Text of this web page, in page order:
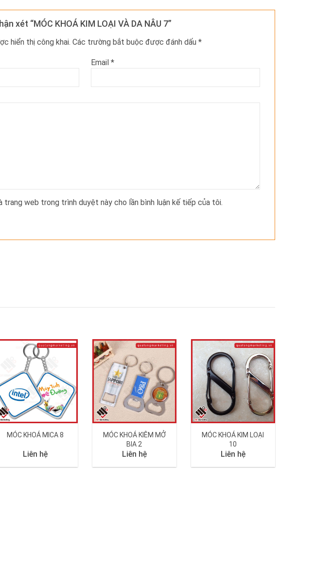
xét “MÓC KHOÁ KIM LOẠI VÀ DA NÂU 7”
hiển thị công khai. Các trường bắt buộc được đánh dấu *
Email *
trang web trong trình duyệt này cho lần bình luận kế tiếp của tôi.
MÓC KHOÁ MICA 8
Liên hệ
MÓC KHOÁ KIÊM MỞ
BIA 2
Liên hệ
MÓC KHOÁ KIM LOẠI
10
Liên hệ